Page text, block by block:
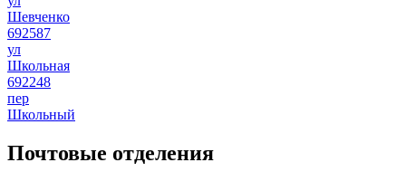
Шевченко
692587
ул
Школьная
692248
пер
Школьный
Почтовые отделения